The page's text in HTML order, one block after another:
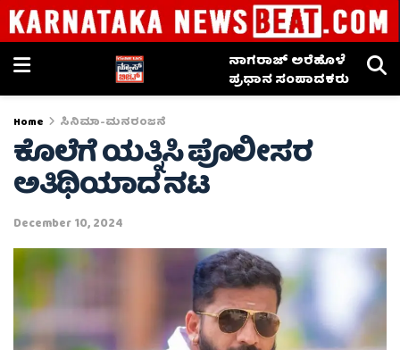
ನಾಗರಾಜ್ ಅರೆಹೊಳೆ
ಪ್ರಧಾನ ಸಂಪಾದಕರು
Home ಸಿನಿಮಾ-ಮನರಂಜನೆ
ಕೊಲೆಗೆ ಯತ್ನಿಸಿ ಪೊಲೀಸರ
ಅತಿಥಿಯಾದ ನಟ
December 10, 2024